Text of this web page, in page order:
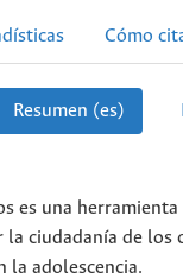
Cómo
Resumen (es)
es una
ciudadanía de los
la adolescencia.